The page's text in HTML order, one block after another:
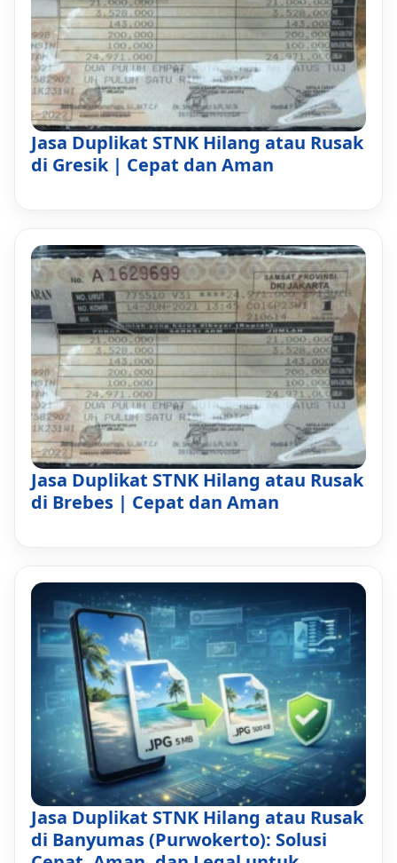
Jasa Duplikat STNK Hilang atau Rusak
di Gresik | Cepat dan Aman
Jasa Duplikat STNK Hilang atau Rusak
di Brebes | Cepat dan Aman
Jasa Duplikat STNK Hilang atau Rusak
di Banyumas (Purwokerto): Solusi